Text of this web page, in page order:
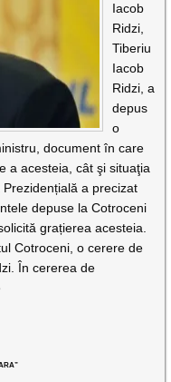
Iacob
Ridzi,
Tiberiu
Iacob
Ridzi, a
depus
o
document în care
a acesteia, cât şi situaţia
a precizat
depuse la Cotroceni
grațierea acesteia.
Cotroceni, o cerere de
În cererea de